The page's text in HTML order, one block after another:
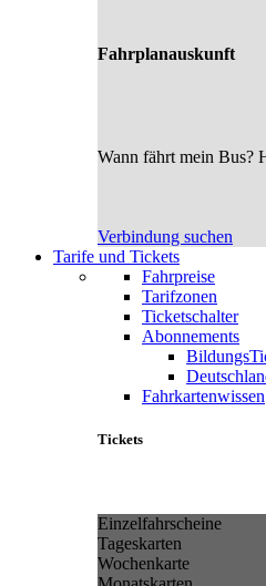
Fahrplanauskunft
Wann fährt mein Bus?
Verbindung suchen
Tarife und Tickets
Fahrpreise
Tarifzonen
Ticketschalter
Abonnements
Fahrkartenwissen
Tickets
Einzelfahrscheine
Tageskarten
Wochenkarte